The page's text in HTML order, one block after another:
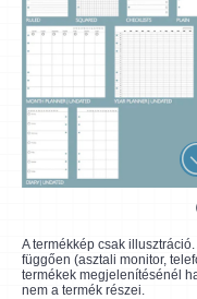
A termékkép csak
függően (asztali monitor,
termékek megjelenítésénél
nem a termék részei.